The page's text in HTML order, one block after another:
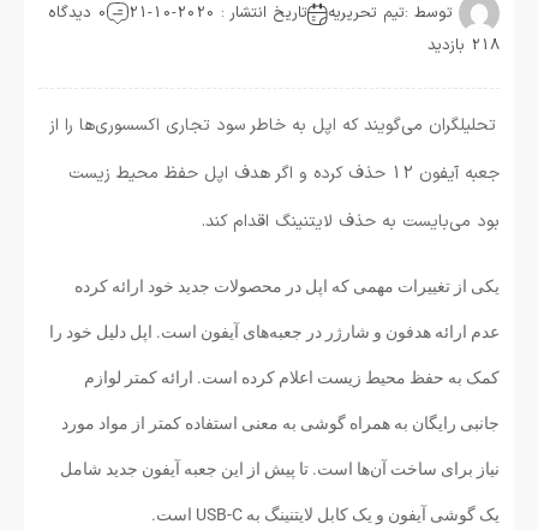
توسط :تیم تحریریه تاریخ انتشار : 2020-10-21
0 دیدگاه
218 بازدید
تحلیلگران می‌گویند که اپل به خاطر سود تجاری اکسسوری‌ها را از
جعبه آیفون 12 حذف کرده و اگر هدف اپل حفظ محیط زیست
بود می‌بایست به حذف لایتنینگ اقدام کند.
یکی از تغییرات مهمی که اپل در محصولات جدید خود ارائه کرده
عدم ارائه هدفون و شارژر در جعبه‌های آیفون است. اپل دلیل خود را
کمک به حفظ محیط زیست اعلام کرده است. ارائه کمتر لوازم
جانبی رایگان به همراه گوشی به معنی استفاده کمتر از مواد مورد
نیاز برای ساخت آن‌ها است. تا پیش از این جعبه آیفون جدید شامل
یک گوشی آیفون و یک کابل لایتنینگ به USB-C است.